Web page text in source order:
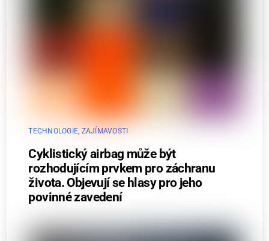
TECHNOLOGIE ZAJÍMAVOSTI
Cyklistický airbag může být
rozhodujícím prvkem pro záchranu
života. Objevují se hlasy pro jeho
povinné zavedení